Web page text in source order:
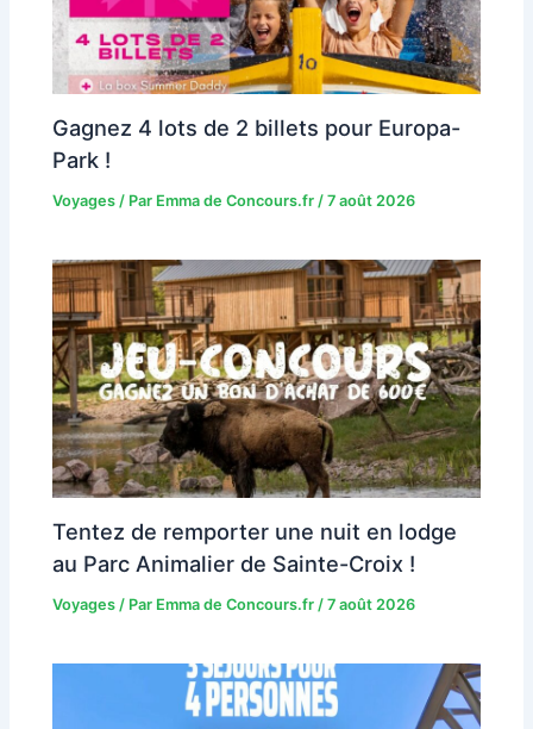
Gagnez 4 lots de 2 billets pour Europa-
Park !
Voyages / Par Emma de Concours.fr /7 août 2026
Tentez de remporter une nuit en lodge
au Parc Animalier de Sainte-Croix !
Voyages / Par Emma de Concours.fr /7 août 2026